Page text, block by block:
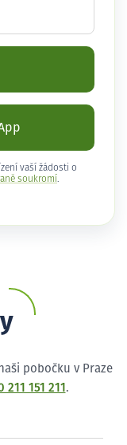
vaší žádosti o
soukromí .
pobočku v Praze
211 151 211 .